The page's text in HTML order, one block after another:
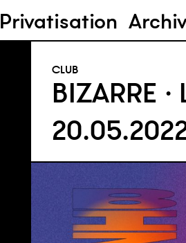
Privatisation
BIZARRE ·
CLUB